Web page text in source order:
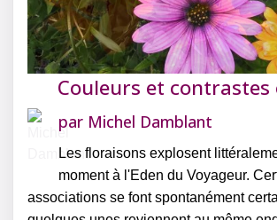
Couleurs et contrastes
par Michel Damblant
Les floraisons explosent
moment à l'Eden du Voyageur.
associations se font spontanément